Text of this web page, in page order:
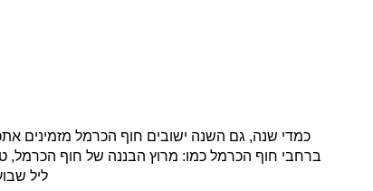
כמדי שנה, גם השנה ישובים חוף הכרמל מזמינים
ליל